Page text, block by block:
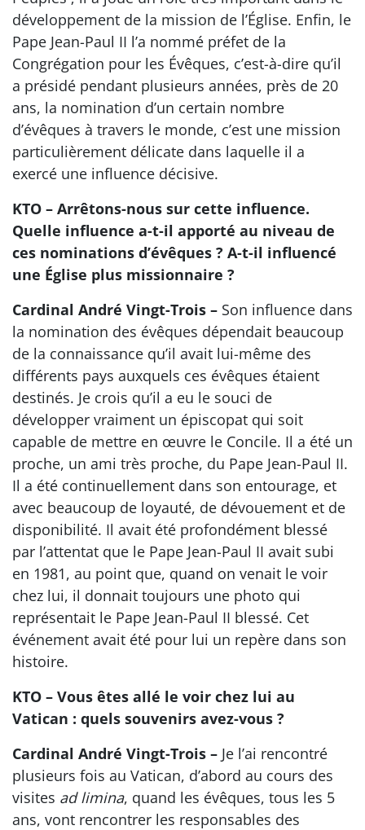
développement de la mission de l’Église. Enfin, le
Pape Jean-Paul II l’a nommé préfet de la
Congrégation pour les Évêques, c’est-à-dire qu’il
a présidé pendant plusieurs années, près de 20
ans, la nomination d’un certain nombre
d’évêques à travers le monde, c’est une mission
particulièrement délicate dans laquelle il a
exercé une influence décisive.
KTO – Arrêtons-nous sur cette influence.
Quelle influence a-t-il apporté au niveau de
ces nominations d’évêques ? A-t-il influencé
une Église plus missionnaire ?
Cardinal André Vingt-Trois – Son influence dans
la nomination des évêques dépendait beaucoup
de la connaissance qu’il avait lui-même des
différents pays auxquels ces évêques étaient
destinés. Je crois qu’il a eu le souci de
développer vraiment un épiscopat qui soit
capable de mettre en œuvre le Concile. Il a été un
proche, un ami très proche, du Pape Jean-Paul II.
Il a été continuellement dans son entourage, et
avec beaucoup de loyauté, de dévouement et de
disponibilité. Il avait été profondément blessé
par l’attentat que le Pape Jean-Paul II avait subi
en 1981, au point que, quand on venait le voir
chez lui, il donnait toujours une photo qui
représentait le Pape Jean-Paul II blessé. Cet
événement avait été pour lui un repère dans son
histoire.
KTO – Vous êtes allé le voir chez lui au
Vatican : quels souvenirs avez-vous ?
Cardinal André Vingt-Trois – Je l’ai rencontré
plusieurs fois au Vatican, d’abord au cours des
visites ad limina, quand les évêques, tous les 5
ans, vont rencontrer les responsables des